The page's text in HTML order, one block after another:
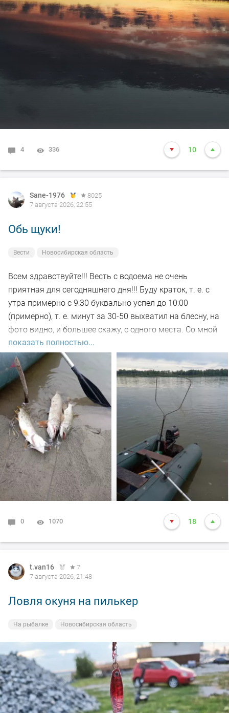
4 336 10
Sane-1976
8025
7 августа 2026, 22:55
Обь щуки!
Вести Новосибирская область
Всем здравствуйте!!! Весть с водоема не очень
приятная для сегодняшнего дня!!! Буду краток, т. е. с
утра примерно с 9:30 буквально успел до 10:00
(примерно), т. е. минут за 30-50 выхватил на блесну, на
фото видно, и большее скажу, с одного места. Со мной
был рыбак, который рыбачил с берега, т. е. я его увез
на остров на белую рыбу, а сам дальше, как обычно, по
корягам. Уже много написал)))). Так вот, сегодня
долбил до вечера выхода не как от слова совсем!!! Но
произошло не которое событие. Я предупредил деда
т.е собирайся домой, а сам от него 100м. И в отвес
между бревен я опустил блесну и понятно толи зацеп,
толи рыба, да оказалось опять дур махина, но я думаю
14-15 это точно. Так вот она меня помучила и я ее в
подскак, сильно ударила и в сплеск. Как так
получилось что в посадке осталась одна блесна. Ну и
как всегда вам нхнч!!!
показать полностью...
0 1070 18
t.van16
7
7 августа 2026, 21:48
Ловля окуня на пилькер
На рыбалке Новосибирская область